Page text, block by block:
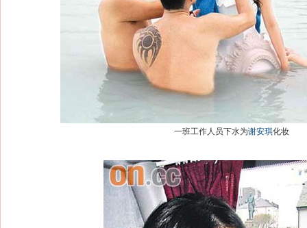
一班工作人员下水为谢安琪化妆